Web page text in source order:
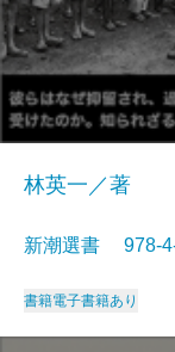
林英一／著
新潮選書 978-
書籍電子書籍あり